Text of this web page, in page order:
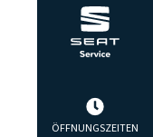
ÖFFNUNGSZEITEN